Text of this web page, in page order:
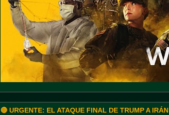
🔴 URGENTE: EL ATAQUE FINAL DE TRUMP A